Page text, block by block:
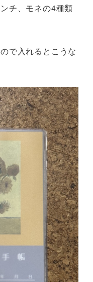
チ、モネの4種類
で入れるとこうな